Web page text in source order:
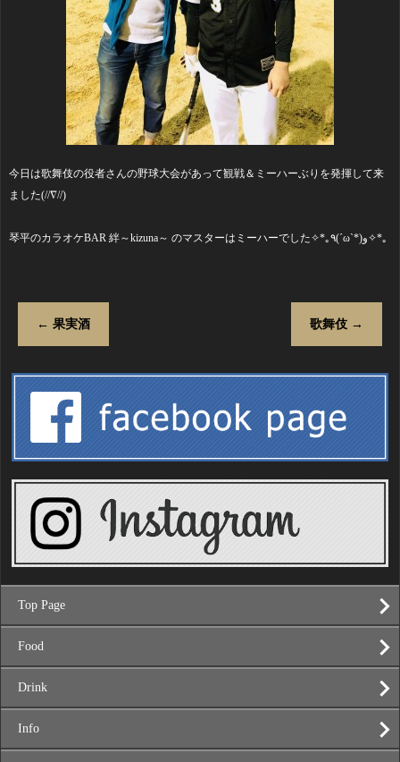
今日は歌舞伎の役者さんの野球大会があって観戦＆ミーハーぶりを発揮して来
ました(//∇//)
琴平のカラオケBAR 絆～kizuna～ のマスターはミーハーでした✧*｡٩(ˊωˋ*)و✧*｡
← 果実酒 歌舞伎 →
Top Page
Food
Drink
Info